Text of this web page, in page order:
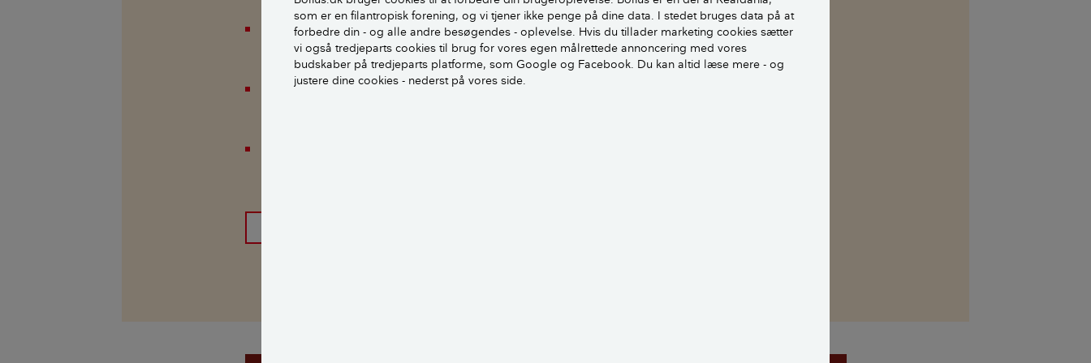
som er en filantropisk forening, og vi tjener ikke penge på dine data. I stedet bruges data på at
forbedre din - og alle andre besøgendes - oplevelse. Hvis du tillader marketing cookies sætter
vi også tredjeparts cookies til brug for vores egen målrettede annoncering med vores
budskaber på tredjeparts platforme, som Google og Facebook. Du kan altid læse mere - og
justere dine cookies - nederst på vores side.
I hvilken grad er danskerne blevet mere motiveret inden for det seneste år til at foretage
bæredygtige ændringer i boligen?​
I hvilken grad har danskerne ændret adfærd inden for det seneste år ift. at foretage